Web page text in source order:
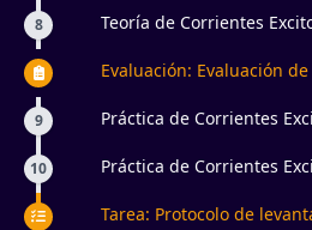
8 Teoría de Corrientes
Evaluación: Evaluación
9
Práctica de Corrientes
10
Práctica de Corrientes
Tarea: Protocolo de